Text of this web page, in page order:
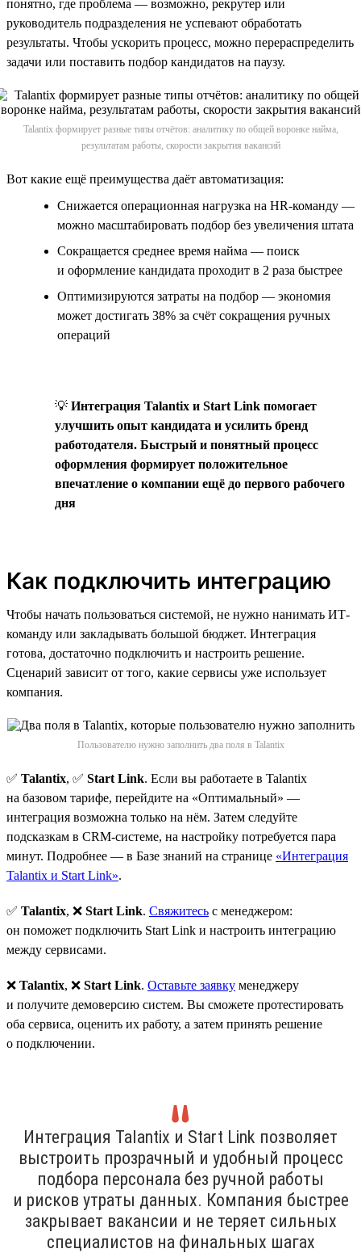
понятно, где проблема — возможно, рекрутер или
руководитель подразделения не успевают обработать
результаты. Чтобы ускорить процесс, можно перераспределить
задачи или поставить подбор кандидатов на паузу.
Talantix формирует разные типы отчётов: аналитику по общей воронке найма,
результатам работы, скорости закрытия вакансий
Вот какие ещё преимущества даёт автоматизация:
Снижается операционная нагрузка на HR-команду —
можно масштабировать подбор без увеличения штата
Сокращается среднее время найма — поиск
и оформление кандидата проходит в 2 раза быстрее
Оптимизируются затраты на подбор — экономия
может достигать 38% за счёт сокращения ручных
операций
💡 Интеграция Talantix и Start Link помогает
улучшить опыт кандидата и усилить бренд
работодателя. Быстрый и понятный процесс
оформления формирует положительное
впечатление о компании ещё до первого рабочего
дня
Как подключить интеграцию
Чтобы начать пользоваться системой, не нужно нанимать ИТ-
команду или закладывать большой бюджет. Интеграция
готова, достаточно подключить и настроить решение.
Сценарий зависит от того, какие сервисы уже использует
компания.
Пользователю нужно заполнить два поля в Talantix
✅ Talantix, ✅ Start Link. Если вы работаете в Talantix
на базовом тарифе, перейдите на «Оптимальный» —
интеграция возможна только на нём. Затем следуйте
подсказкам в CRM-системе, на настройку потребуется пара
минут. Подробнее — в Базе знаний на странице «Интеграция
Talantix и Start Link».
✅ Talantix, ❌ Start Link. Свяжитесь с менеджером:
он поможет подключить Start Link и настроить интеграцию
между сервисами.
❌ Talantix, ❌ Start Link. Оставьте заявку менеджеру
и получите демоверсию систем. Вы сможете протестировать
оба сервиса, оценить их работу, а затем принять решение
о подключении.
Интеграция Talantix и Start Link позволяет
выстроить прозрачный и удобный процесс
подбора персонала без ручной работы
и рисков утраты данных. Компания быстрее
закрывает вакансии и не теряет сильных
специалистов на финальных шагах